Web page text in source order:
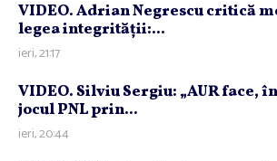
VIDEO. Adrian Negrescu critică
legea integrităţii:...
ieri, 21:17
VIDEO. Silviu Sergiu: „AUR face,
jocul PNL prin...
ieri, 20:44